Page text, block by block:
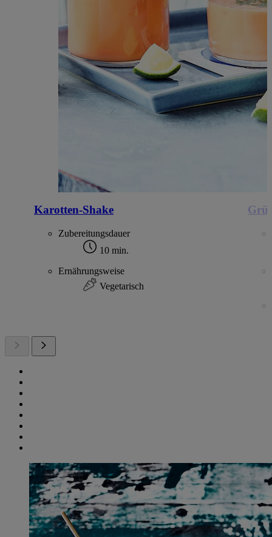
Karotten-Shake
Zubereitungsdauer
10 min.
Ernährungsweise
Vegetarisch